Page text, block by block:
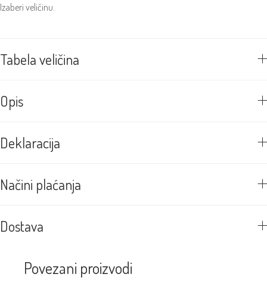
Izaberi veličinu.
Tabela veličina
Opis
Deklaracija
Načini plaćanja
Dostava
Povezani proizvodi